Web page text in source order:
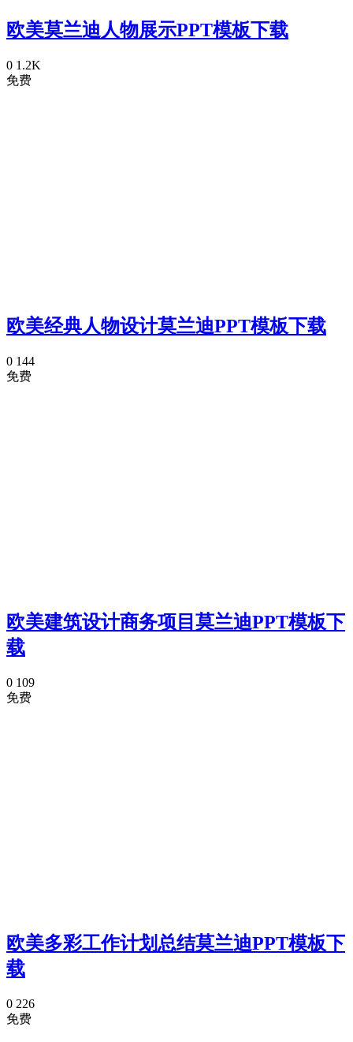
欧美莫兰迪人物展示PPT模板下载
0 1.2K
免费
欧美经典人物设计莫兰迪PPT模板下载
0 144
免费
欧美建筑设计商务项目莫兰迪PPT模板下
载
0 109
免费
欧美多彩工作计划总结莫兰迪PPT模板下
载
0 226
免费